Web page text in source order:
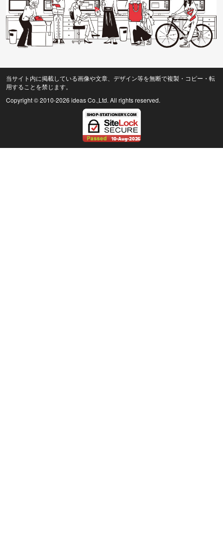
当サイト内に掲載している画像や文章、デザイン等を無断で複製・コピー・転
用することを禁じます。
Copyright © 2010-2026 ideas Co.,Ltd. All rights reserved.